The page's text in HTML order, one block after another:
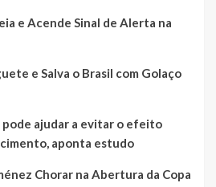
e Acende Sinal de Alerta na
e Salva o Brasil com Golaço
ajudar a evitar o efeito
aponta estudo
Chorar na Abertura da Copa